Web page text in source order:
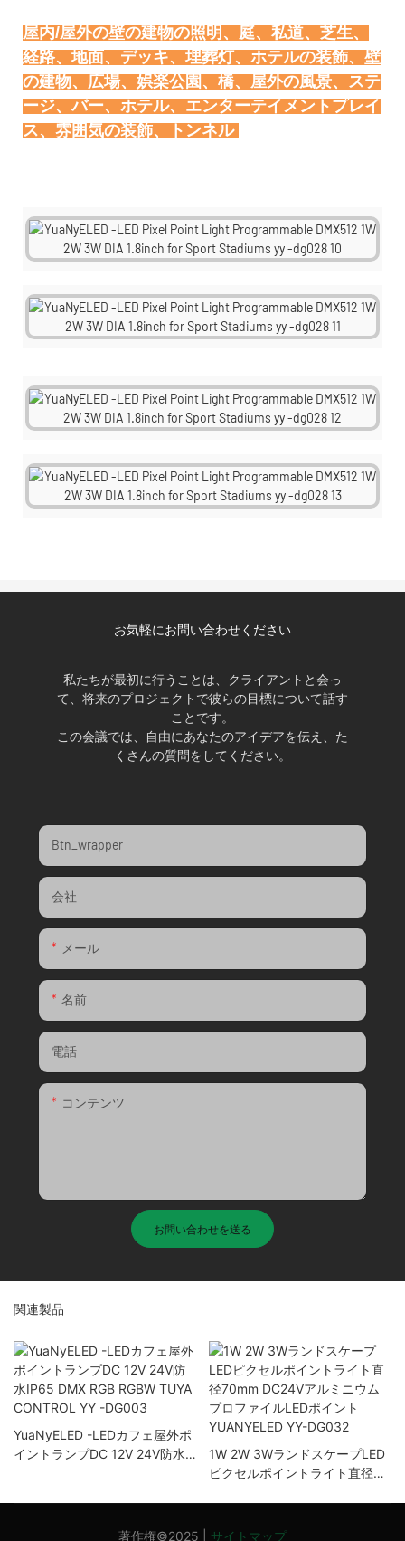
屋内/屋外の壁の建物の照明、庭、私道、芝生、
経路、地面、デッキ、埋葬灯、ホテルの装飾、壁
の建物、広場、娯楽公園、橋、屋外の風景、ステ
ージ、バー、ホテル、エンターテイメントプレイ
お気軽にお問い合わせください
私たちが最初に行うことは、クライアントと会っ
て、将来のプロジェクトで彼らの目標について話す
ことです。
この会議では、自由にあなたのアイデアを伝え、た
くさんの質問をしてください。
Btn_wrapper
会社
メール
名前
電話
コンテンツ
お問い合わせを送る
関連製品
YuaNyELED -LEDカフェ屋外ポ
イントランプDC 12V 24V防水
1W 2W 3WランドスケープLED
ピクセルポイントライト直径
YUANYELED YY-DG032
著作権©2025 | サイトマップ